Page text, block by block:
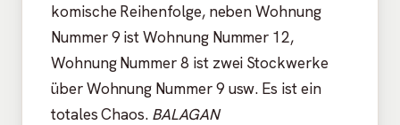
komische Reihenfolge, neben Wohnung
Nummer 9 ist Wohnung Nummer 12,
Wohnung Nummer 8 ist zwei Stockwerke
über Wohnung Nummer 9 usw. Es ist ein
totales Chaos. BALAGAN